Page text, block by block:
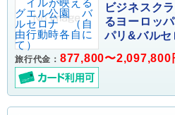
ビジネスク
るヨーロッ
パリ&バルセ
旅行代金： 877,800〜2,097,800